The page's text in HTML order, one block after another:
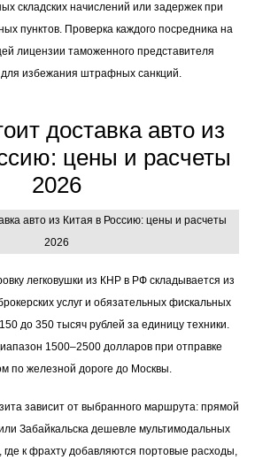
складских начислений или задержек при
пунктов. Проверка каждого посредника на
лицензии таможенного представителя
избежания штрафных санкций.
доставка авто из
цены и расчеты
2026
легковушки из КНР в РФ складывается из
услуг и обязательных фискальных
до 350 тысяч рублей за единицу техники.
1500–2500 долларов при отправке
по железной дороге до Москвы.
зависит от выбранного маршрута: прямой
Забайкальска дешевле мультимодальных
где к фрахту добавляются портовые расходы,